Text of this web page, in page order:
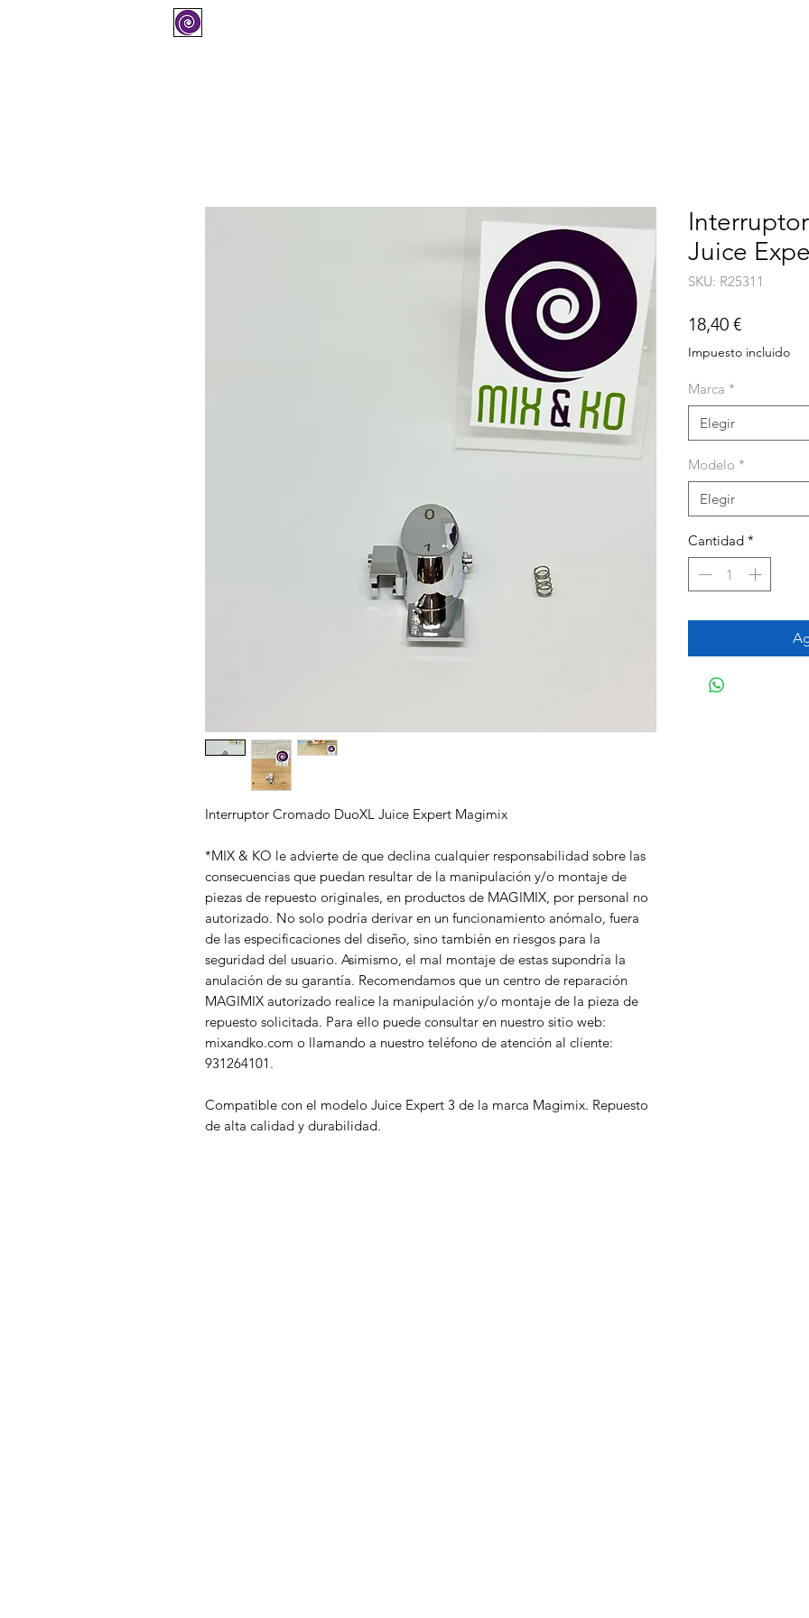
Interruptor Cromado DuoXL Juice Expert Magimix
*MIX & KO le advierte de que declina cualquier responsabilidad sobre las
consecuencias que puedan resultar de la manipulación y/o montaje de
piezas de repuesto originales, en productos de MAGIMIX, por personal no
autorizado. No solo podría derivar en un funcionamiento anómalo, fuera
de las especificaciones del diseño, sino también en riesgos para la
seguridad del usuario. Asimismo, el mal montaje de estas supondría la
anulación de su garantía. Recomendamos que un centro de reparación
MAGIMIX autorizado realice la manipulación y/o montaje de la pieza de
repuesto solicitada. Para ello puede consultar en nuestro sitio web:
mixandko.com o llamando a nuestro teléfono de atención al cliente:
931264101.
Compatible con el modelo Juice Expert 3 de la marca Magimix. Repuesto
de alta calidad y durabilidad.
Juice
SKU: R25311
18,40 €Precio
Impuesto incluido
Marca *
Elegir
Modelo *
Elegir
Cantidad *